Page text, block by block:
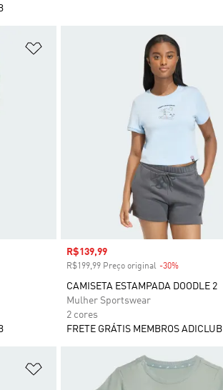
Adicionar à Lista de Desejos
Preço com desconto
R$139,99
R$199,99 Preço original -30%Desconto
CAMISETA ESTAMPADA DOODLE 2
Mulher Sportswear
2 cores
FRETE GRÁTIS MEMBROS ADICLUB
Adicionar à Lista de Desejos